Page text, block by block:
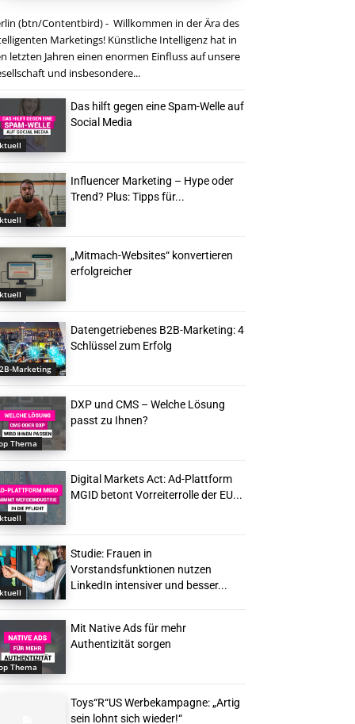
(btn/Contentbird) - Willkommen in der Ära des
Marketings! Künstliche Intelligenz hat in
letzten Jahren einen enormen Einfluss auf unsere
und insbesondere...
Das hilft gegen eine Spam-Welle auf
Social Media
Influencer Marketing – Hype oder
Trend? Plus: Tipps für...
„Mitmach-Websites“ konvertieren
erfolgreicher
Marketing
Datengetriebenes B2B-Marketing: 4
Schlüssel zum Erfolg
Thema
DXP und CMS – Welche Lösung
passt zu Ihnen?
Digital Markets Act: Ad-Plattform
MGID betont Vorreiterrolle der EU...
Studie: Frauen in
Vorstandsfunktionen nutzen
LinkedIn intensiver und besser...
Thema
Mit Native Ads für mehr
Authentizität sorgen
Toys“R“US Werbekampagne: „Artig
sein lohnt sich wieder!“